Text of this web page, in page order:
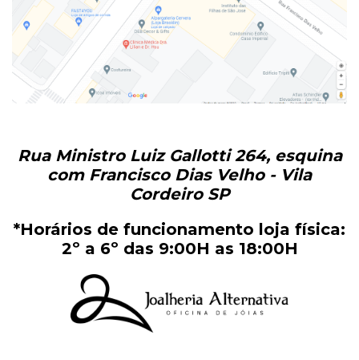
Rua Ministro Luiz Gallotti 264, esquina
com Francisco Dias Velho - Vila
Cordeiro SP
*Horários de funcionamento loja física:
2º a 6º das 9:00H as 18:00H